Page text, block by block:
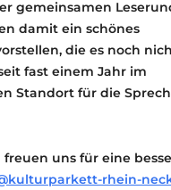
gemeinsamen
damit ein schönes
die es noch
fast einem Jahr im
Standort für die
uns für eine
rhein-